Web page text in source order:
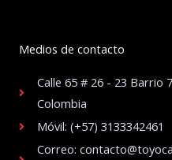
Medios de contacto
Calle 65 # 26 - 23 Barrio
Colombia
Móvil: (+57) 3133342461
Correo: